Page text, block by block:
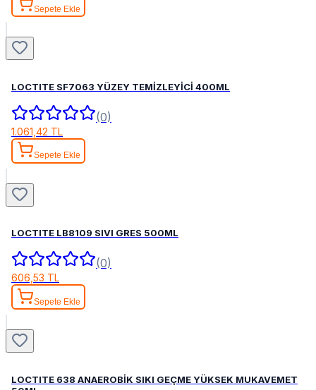
Sepete Ekle
LOCTITE SF7063 YÜZEY TEMİZLEYİCİ 400ML
(0)
1.061,42 TL
Sepete Ekle
LOCTITE LB8109 SIVI GRES 500ML
(0)
606,53 TL
Sepete Ekle
LOCTITE 638 ANAEROBİK SIKI GEÇME YÜKSEK MUKAVEMET